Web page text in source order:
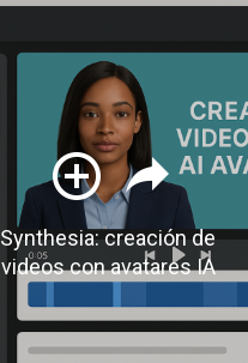
Synthesia: creación de
videos con avatares IA